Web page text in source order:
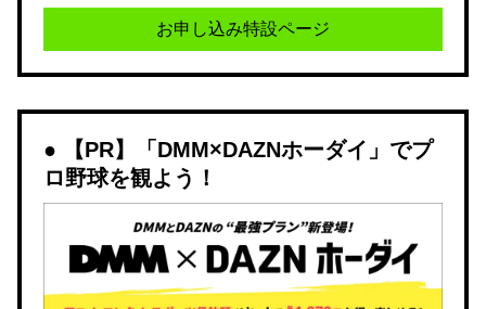
お申し込み特設ページ
【PR】「DMM×DAZNホーダイ」でプ
ロ野球を観よう！